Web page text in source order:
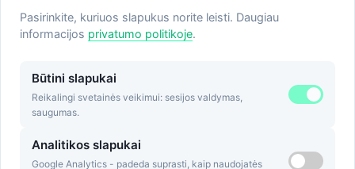
Apie autorių
Pasirinkite, kuriuos slapukus norite leisti. Daugiau
informacijos privatumo politikoje.
Būtini slapukai
Reikalingi svetainės veikimui: sesijos valdymas,
saugumas.
Analitikos slapukai
Google Analytics - padeda suprasti, kaip naudojatės